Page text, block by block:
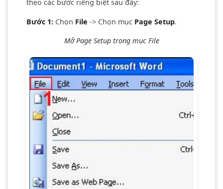
theo các bước riêng biệt sau đây:
Bước 1: Chọn File -> Chọn mục Page Setup.
Mở Page Setup trong mục File